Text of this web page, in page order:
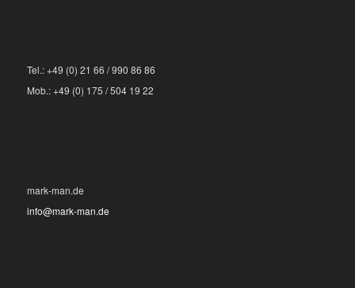
Tel.: +49 (0) 21 66 / 990 86 86
Mob.: +49 (0) 175 / 504 19 22
mark-man.de
info@mark-man.de